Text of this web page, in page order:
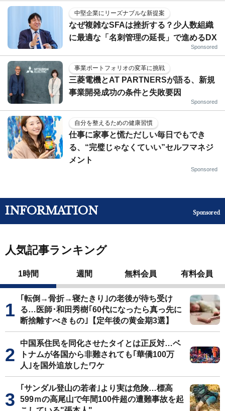
中堅企業にリーズナブルな新提案
なぜ複雑なSFAは挫折する？少人数組織
に最適な「名刺管理の延長」で進めるDX
Sponsored
事業ポートフォリオの変革に挑戦
三菱電機とAT PARTNERSが語る、新規
事業開発成功の条件と失敗要因
Sponsored
自分を整えるための健康習慣
仕事に家事と慌ただしい毎日でもでき
る、“完璧じゃなくていい”セルフマネジ
メント
Sponsored
INFORMATION Sponsored
人気記事ランキング
1時間 週間 無料会員 有料会員
｢転倒→骨折→寝たきり｣の老後が待ち受け
る…医師･和田秀樹｢60代になったら真っ先に
断捨離すべきもの｣【定年後の黄金期3選】
中国系住民を同化させたタイとは正反対…ベ
トナムが各国から非難されても｢華僑100万
人｣を国外追放したワケ
｢サンダル登山の若者｣より実は危険…標高
599ｍの高尾山で年間100件超の遭難事故を起